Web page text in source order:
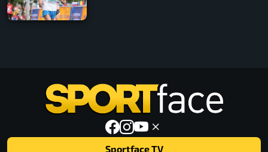
Sportface TV